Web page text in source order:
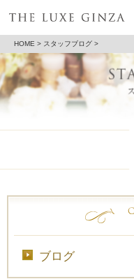
HOME > スタッフブログ >
ブログ